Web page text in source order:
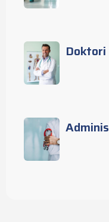
Doktori